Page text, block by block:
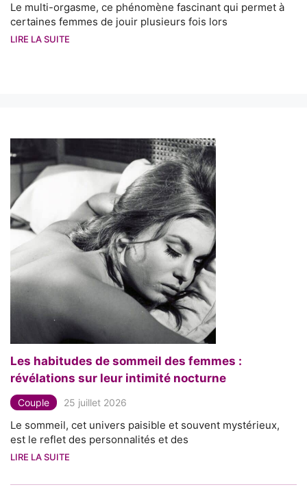
Le multi-orgasme, ce phénomène fascinant qui permet à
certaines femmes de jouir plusieurs fois lors
LIRE LA SUITE
Les habitudes de sommeil des femmes :
révélations sur leur intimité nocturne
Couple 25 juillet 2026
Le sommeil, cet univers paisible et souvent mystérieux,
est le reflet des personnalités et des
LIRE LA SUITE